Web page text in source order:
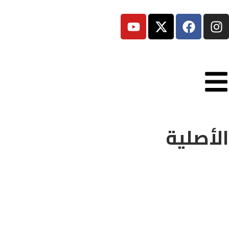
الأصلية